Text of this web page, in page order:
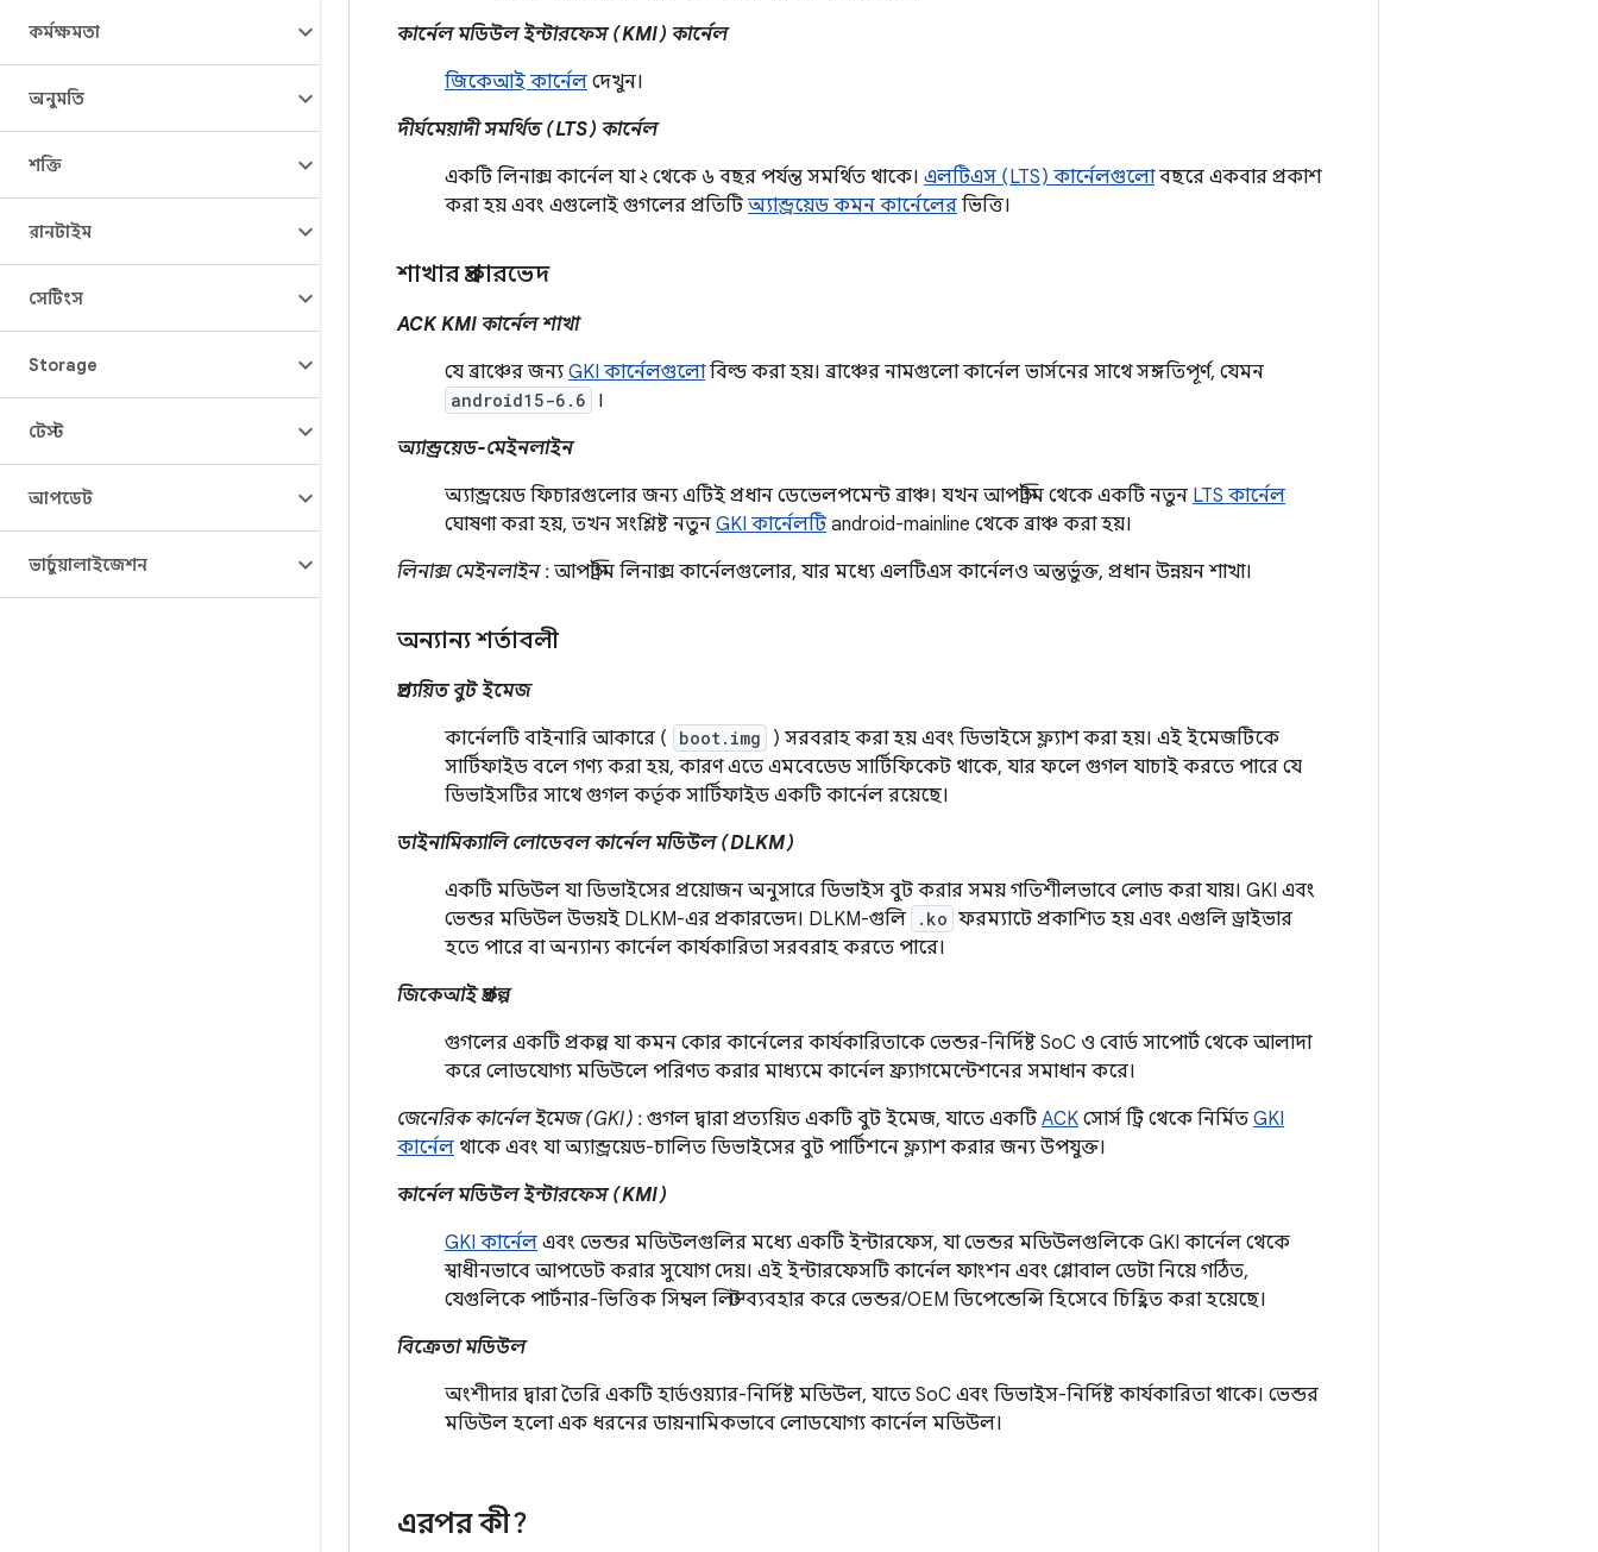
কর্মক্ষমতা
অনুমতি
শক্তি
রানটাইম
সেটিংস
Storage
টেস্ট
আপডেট
ভার্চুয়ালাইজেশন
কার্নেল মডিউল ইন্টারফেস (KMI) কার্নেল
জিকেআই কার্নেল দেখুন।
দীর্ঘমেয়াদী সমর্থিত (LTS) কার্নেল
একটি লিনাক্স কার্নেল যা ২ থেকে ৬ বছর পর্যন্ত সমর্থিত থাকে। এলটিএস (LTS) কার্নেলগুলোবছরে একবার প্রকাশ
করা হয় এবং এগুলোই গুগলের প্রতিটি অ্যান্ড্রয়েড কমন কার্নেলের ভিত্তি।
শাখার প্রকারভেদ
ACK KMI কার্নেল শাখা
যে ব্রাঞ্চের জন্য GKI কার্নেলগুলোবিল্ড করা হয়। ব্রাঞ্চের নামগুলো কার্নেল ভার্সনের সাথে সঙ্গতিপূর্ণ, যেমন
android15-6.6
।
অ্যান্ড্রয়েড-মেইনলাইন
অ্যান্ড্রয়েড ফিচারগুলোর জন্য এটিই প্রধান ডেভেলপমেন্ট ব্রাঞ্চ। যখন আপস্ট্রিম থেকে একটি নতুন LTS কার্নেল
ঘোষণা করা হয়, তখন সংশ্লিষ্ট নতুন GKI কার্নেলটি android-mainline থেকে ব্রাঞ্চ করা হয়।
লিনাক্স মেইনলাইন: আপস্ট্রিম লিনাক্স কার্নেলগুলোর, যার মধ্যে এলটিএস কার্নেলও অন্তর্ভুক্ত, প্রধান উন্নয়ন শাখা।
অন্যান্য শর্তাবলী
প্রত্যয়িত বুট ইমেজ
কার্নেলটি বাইনারি আকারে (
boot.img
) সরবরাহ করা হয় এবং ডিভাইসে ফ্ল্যাশ করা হয়। এই ইমেজটিকে
সার্টিফাইড বলে গণ্য করা হয়, কারণ এতে এমবেডেড সার্টিফিকেট থাকে, যার ফলে গুগল যাচাই করতে পারে যে
ডিভাইসটির সাথে গুগল কর্তৃক সার্টিফাইড একটি কার্নেল রয়েছে।
ডাইনামিক্যালি লোডেবল কার্নেল মডিউল (DLKM)
একটি মডিউল যা ডিভাইসের প্রয়োজন অনুসারে ডিভাইস বুট করার সময় গতিশীলভাবে লোড করা যায়। GKI এবং
ভেন্ডর মডিউল উভয়ই DLKM-এর প্রকারভেদ। DLKM-গুলি
.ko ফরম্যাটে প্রকাশিত হয় এবং এগুলি ড্রাইভার
হতে পারে বা অন্যান্য কার্নেল কার্যকারিতা সরবরাহ করতে পারে।
জিকেআই প্রকল্প
গুগলের একটি প্রকল্প যা কমন কোর কার্নেলের কার্যকারিতাকে ভেন্ডর-নির্দিষ্ট SoC ও বোর্ড সাপোর্ট থেকে আলাদা
করে লোডযোগ্য মডিউলে পরিণত করার মাধ্যমে কার্নেল ফ্র্যাগমেন্টেশনের সমাধান করে।
জেনেরিক কার্নেল ইমেজ (GKI) : গুগল দ্বারা প্রত্যয়িত একটি বুট ইমেজ, যাতে একটি ACK সোর্স ট্রি থেকে নির্মিত GKI
কার্নেল থাকে এবং যা অ্যান্ড্রয়েড-চালিত ডিভাইসের বুট পার্টিশনে ফ্ল্যাশ করার জন্য উপযুক্ত।
কার্নেল মডিউল ইন্টারফেস (KMI)
GKI কার্নেল এবং ভেন্ডর মডিউলগুলির মধ্যে একটি ইন্টারফেস, যা ভেন্ডর মডিউলগুলিকে GKI কার্নেল থেকে
স্বাধীনভাবে আপডেট করার সুযোগ দেয়। এই ইন্টারফেসটি কার্নেল ফাংশন এবং গ্লোবাল ডেটা নিয়ে গঠিত,
যেগুলিকে পার্টনার-ভিত্তিক সিম্বল লিস্ট ব্যবহার করে ভেন্ডর/OEM ডিপেন্ডেন্সি হিসেবে চিহ্নিত করা হয়েছে।
বিক্রেতা মডিউল
অংশীদার দ্বারা তৈরি একটি হার্ডওয়্যার-নির্দিষ্ট মডিউল, যাতে SoC এবং ডিভাইস-নির্দিষ্ট কার্যকারিতা থাকে। ভেন্ডর
মডিউল হলো এক ধরনের ডায়নামিকভাবে লোডযোগ্য কার্নেল মডিউল।
এরপর কী?